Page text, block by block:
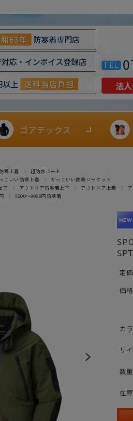
63年
防寒着専門店
応・インボイス登録店
以上 送料当店負担
TEL
法
ゴアテックス
寒上着
超防水コート
こいい防寒上着
かっこいい防寒ジャケット
ア アウトドア防寒着上下 アウトドア上着
5000～9999円防寒着
定
価
カ
サ
数
在